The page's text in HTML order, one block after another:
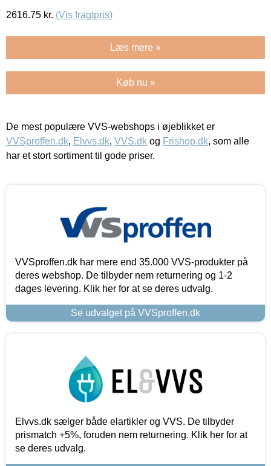
2616.75 kr. (Vis fragtpris)
Læs mere »
Køb nu »
De mest populære VVS-webshops i øjeblikket er
VVSproffen.dk, Elvvs.dk, VVS.dk og Frishop.dk, som alle
har et stort sortiment til gode priser.
VVSproffen.dk har mere end 35.000 VVS-produkter på
deres webshop. De tilbyder nem returnering og 1-2
dages levering. Klik her for at se deres udvalg.
Se udvalget på VVSproffen.dk
Elvvs.dk sælger både elartikler og VVS. De tilbyder
prismatch +5%, foruden nem returnering. Klik her for at
se deres udvalg.